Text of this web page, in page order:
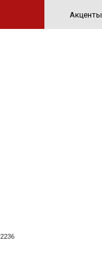
Акценты
2236